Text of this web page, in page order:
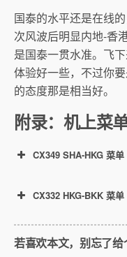
国泰的水平还是在线
次风波后明显内地-香
是国泰一贯水准。飞
体验好一些，不过你
的态度那是相当好。
附录：机上菜
CX349 SHA-HKG 菜单
CX332 HKG-BKK 菜单
若喜欢本文，别忘了给